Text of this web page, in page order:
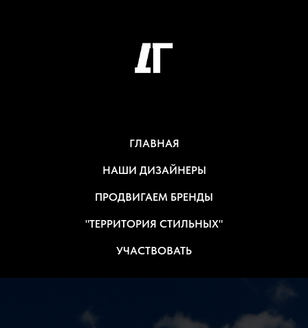
ГЛАВНАЯ
НАШИ ДИЗАЙНЕРЫ
ПРОДВИГАЕМ БРЕНДЫ
"ТЕРРИТОРИЯ СТИЛЬНЫХ"
УЧАСТВОВАТЬ